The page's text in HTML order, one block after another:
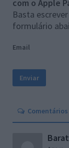
com o Apple
Basta
formulário
Email
Comentários